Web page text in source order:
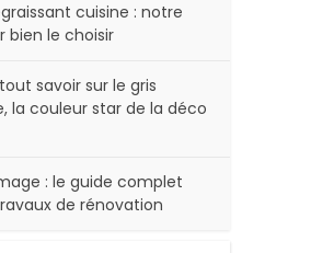
cuisine : notre
bien le choisir
tout savoir sur le gris
la couleur star de la déco
: le guide complet
de rénovation